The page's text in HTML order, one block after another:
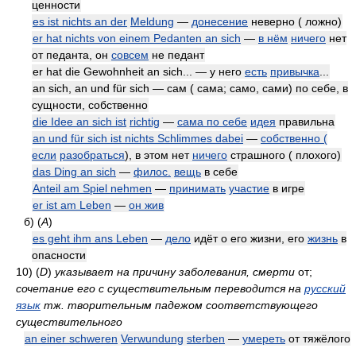
ценности
es ist nichts an der Meldung — донесение неверно ( ложно)
er hat nichts von einem Pedanten an sich — в нём ничего нет
от педанта, он совсем не педант
er hat die Gewohnheit an sich... — у него есть привычка
an sich, an und für sich — сам ( сама; само, сами) по себе, в
сущности, собственно
die Idee an sich ist richtig — сама по себе идея правильна
an und für sich ist nichts Schlimmes dabei — собственно (
если разобраться), в этом нет ничего страшного ( плохого)
das Ding an sich — филос. вещь в себе
Anteil am Spiel nehmen — принимать участие в игре
er ist am Leben — он жив
б) (A)
es geht ihm ans Leben — дело идёт о его жизни, его жизнь в
опасности
10) (D) указывает на причину заболевания, смерти от;
сочетание его с существительным переводится на русский
язык тж. творительным падежом соответствующего
существительного
an einer schweren Verwundung sterben — умереть от тяжёлого